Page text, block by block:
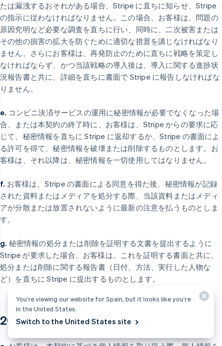
たは漏洩するおそれがある場合、Stripe に直ちに知らせ、Stripe
の指示に従わなければなりません。この場合、お客様は、問題の
原因究明など必要な調査を直ちに行い、同時に、二次被害または
その他の損害の拡大を防ぐために適切な措置を講じなければなり
ません。さらにお客様は、再発防止のために直ちに戦略を策定し
なければならず、かつ当該戦略の導入後は、導入に関する進捗状
況報告書と共に、詳細を直ちに書面で Stripe に報告しなければな
りません。
e. コンビニ決済サービスの運用に秘密情報が必要でなくなった場
合、または本契約の終了時に、お客様は、Stripe からの要求に応
じて、秘密情報を直ちに Stripe に返却するか、Stripe の書面によ
る許可を得て、秘密情報を破壊または削除するものとします。お
客様は、それ以降は、秘密情報を一切使用してはなりません。
f. お客様は、Stripe の書面による同意を得た後、秘密情報が記録
された資料またはメディアを処分する際、当該資料またはメディ
アが分散または放置されないように最新の注意を払うものとしま
す。
g. 秘密情報の処分または削除を証明する文書を提出するように
Stripe が要求した場合、お客様は、これを証明する書面と共に、
処分または削除に関する報告書（日付、方法、実行した人物な
ど）を直ちに Stripe に提出するものとします。
20. 個人情報の取り扱い
You’re viewing our website for Spain, but it looks like you’re
in the United States.
Switch to the United States site